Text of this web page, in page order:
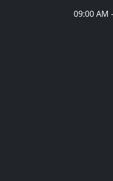
09:00 AM